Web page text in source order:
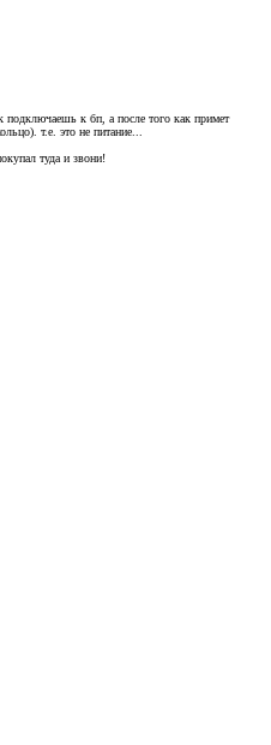
подключаешь к бп, а после того как примет
т.е. это не питание...
туда и звони!